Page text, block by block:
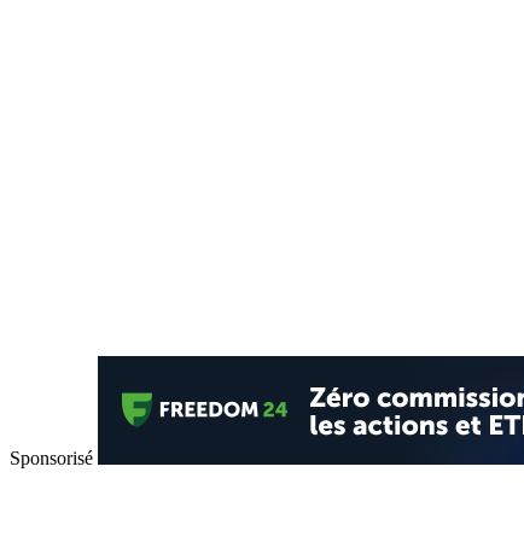
Sponsorisé